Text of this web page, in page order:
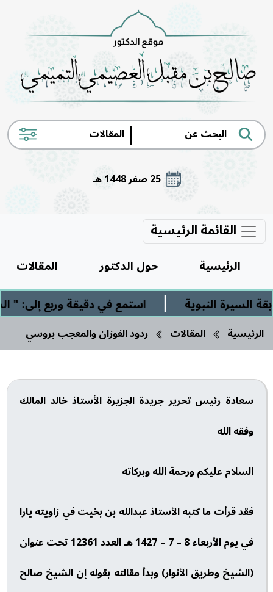
|
25 صفر 1448 هـ
القائمة الرئيسية
الرئيسية حول الدكتور
المقالات
النبوية
| استمع في دقيقة وربع إلى: " الشرك
الرئيسية المقالات ردود الفوزان والمعجب بروسي
سعادة رئيس تحرير جريدة الجزيرة الأستاذ خالد المالك
وفقه الله
السلام عليكم ورحمة الله وبركاته
فقد قرأت ما كتبه الأستاذ عبدالله بن بخيت في زاويته يارا
في يوم الأربعاء 8 – 7 – 1427 هـ العدد 12361 تحت عنوان
(الشيخ وطريق الأنوار) وبدأ مقالته بقوله إن الشيخ صالح